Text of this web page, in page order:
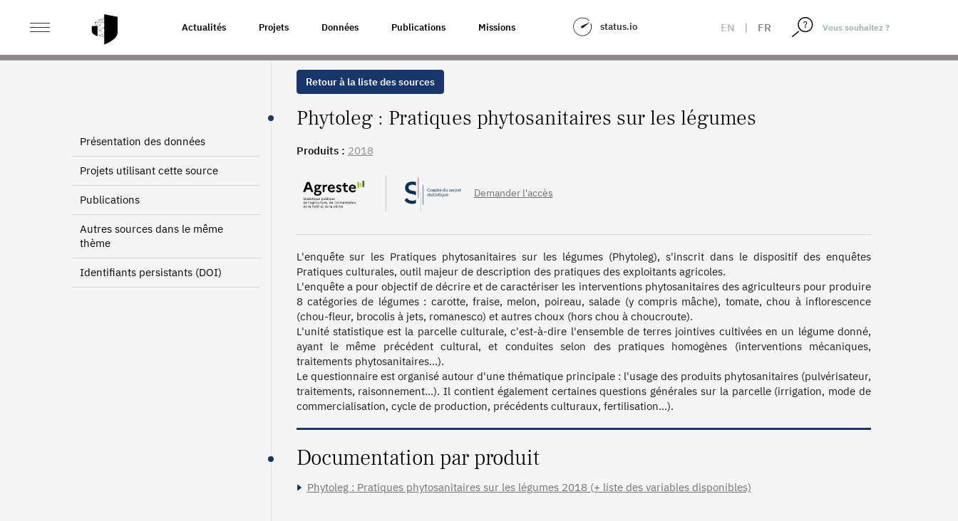
Actualités Projets Données Publications Missions status.io EN | FR
ACCUEIL PRATIQUES PHYTOSANITAIRES SUR LES LÉGUMES
Présentation des données
Projets utilisant cette source
Publications
Autres sources dans le même
thème
Identifiants persistants (DOI)
Retour à la liste des sources
Phytoleg : Pratiques phytosanitaires sur les légumes
Produits : 2018
Demander l'accès
L'enquête sur les Pratiques phytosanitaires sur les légumes (Phytoleg), s'inscrit dans le dispositif des enquêtes
Pratiques culturales, outil majeur de description des pratiques des exploitants agricoles.
L'enquête a pour objectif de décrire et de caractériser les interventions phytosanitaires des agriculteurs pour produire
8 catégories de légumes : carotte, fraise, melon, poireau, salade (y compris mâche), tomate, chou à inflorescence
(chou-fleur, brocolis à jets, romanesco) et autres choux (hors chou à choucroute).
L'unité statistique est la parcelle culturale, c'est-à-dire l'ensemble de terres jointives cultivées en un légume donné,
ayant le même précédent cultural, et conduites selon des pratiques homogènes (interventions mécaniques,
traitements phytosanitaires…).
Le questionnaire est organisé autour d'une thématique principale : l'usage des produits phytosanitaires (pulvérisateur,
traitements, raisonnement…). Il contient également certaines questions générales sur la parcelle (irrigation, mode de
commercialisation, cycle de production, précédents culturaux, fertilisation…).
Documentation par produit
Phytoleg : Pratiques phytosanitaires sur les légumes 2018 (+ liste des variables disponibles)